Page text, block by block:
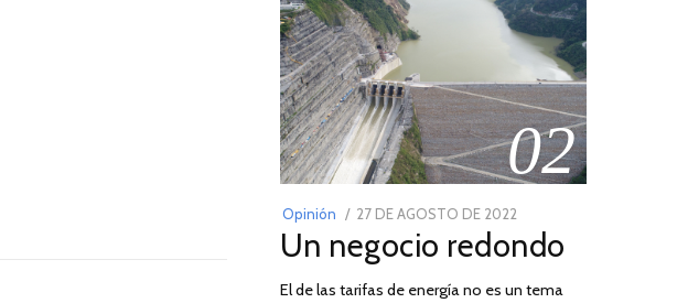
02
Opinión
POSTED
ON
27 DE AGOSTO DE 2022
DE
DE
Un negocio redondo
El de las tarifas de energía no es un tema